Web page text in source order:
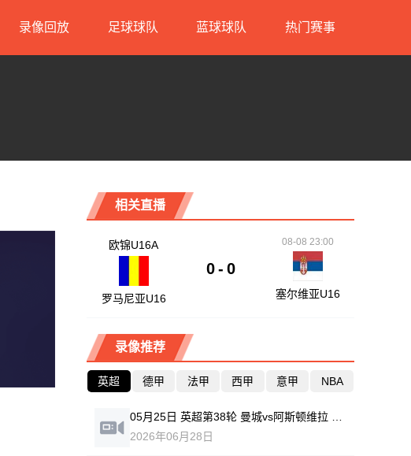
录像回放 足球球队 蓝球球队 热门赛事
相关直播
欧锦U16A
罗马尼亚U16
0 - 0
08-08 23:00
塞尔维亚U16
录像推荐
英超 德甲 法甲 西甲 意甲 NBA
2026年06月28日